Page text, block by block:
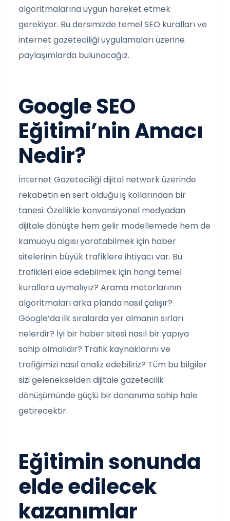
algoritmalarına uygun hareket etmek
gerekiyor. Bu dersimizde temel SEO kuralları ve
internet gazeteciliği uygulamaları üzerine
paylaşımlarda bulunacağız.
Google SEO
Eğitimi’nin Amacı
Nedir?
İnternet Gazeteciliği dijital network üzerinde
rekabetin en sert olduğu iş kollarından bir
tanesi. Özellikle konvansiyonel medyadan
dijitale dönüşte hem gelir modellemede hem de
kamuoyu algısı yaratabilmek için haber
sitelerinin büyük trafiklere ihtiyacı var. Bu
trafikleri elde edebilmek için hangi temel
kurallara uymalıyız? Arama motorlarının
algoritmaları arka planda nasıl çalışır?
Google’da ilk sıralarda yer almanın sırları
nelerdir? İyi bir haber sitesi nasıl bir yapıya
sahip olmalıdır? Trafik kaynaklarını ve
trafiğimizi nasıl analiz edebiliriz? Tüm bu bilgiler
sizi gelenekselden dijitale gazetecilik
dönüşümünde güçlü bir donanıma sahip hale
getirecektir.
Eğitimin sonunda
elde edilecek
kazanımlar